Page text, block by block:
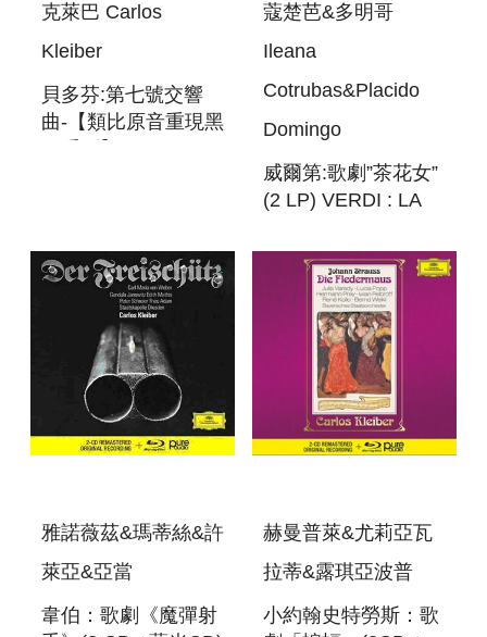
克萊巴 Carlos
Kleiber
貝多芬:第七號交響
曲-【類比原音重現黑
SERIES (LP)
蔻楚芭&多明哥
Ileana
Cotrubas&Placido
Domingo
威爾第:歌劇”茶花女”
(2 LP) VERDI : LA
雅諾薇茲&瑪蒂絲&許
萊亞&亞當
韋伯：歌劇《魔彈射
赫曼普萊&尤莉亞瓦
拉蒂&露琪亞波普
小約翰史特勞斯：歌